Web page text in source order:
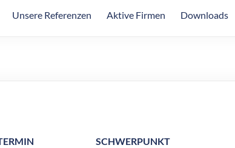
Unsere Referenzen Aktive Firmen Downloads
SCHWERPUNKT